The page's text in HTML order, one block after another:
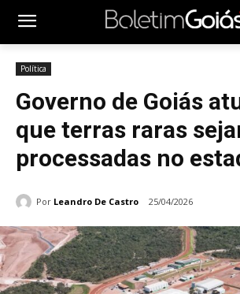
Política
Governo de Goiás
que terras raras
processadas no
Por Leandro De Castro 25/04/2026